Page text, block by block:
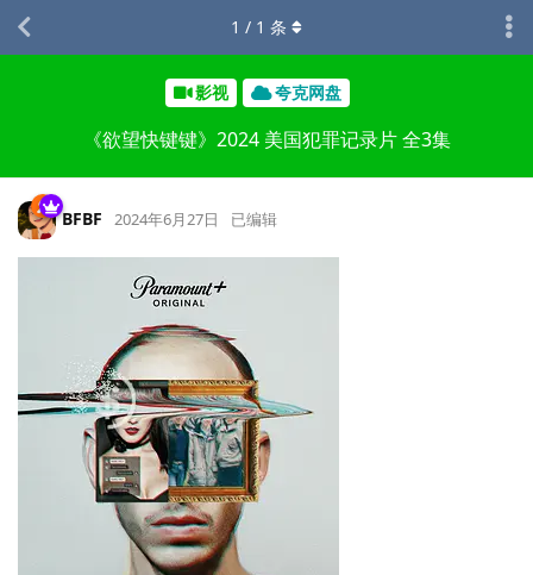
影视 夸克网盘
《欲望快键键》2024 美国犯罪记录片 全3集
1 / 1 条
BFBF 2024年6月27日 已编辑